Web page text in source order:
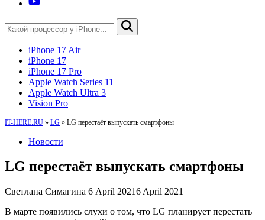
iPhone 17 Air
iPhone 17
iPhone 17 Pro
Apple Watch Series 11
Apple Watch Ultra 3
Vision Pro
IT-HERE.RU » LG » LG перестаёт выпускать смартфоны
Новости
LG перестаёт выпускать смартфоны
Светлана Симагина 6 April 20216 April 2021
В марте появились слухи о том, что LG планирует перестать